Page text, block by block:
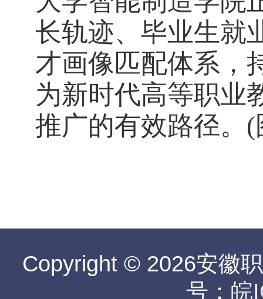
长轨迹、毕业生就
才画像匹配体系，
为新时代高等职业
推广的有效路径。
Copyright © 2026安徽
号： 皖